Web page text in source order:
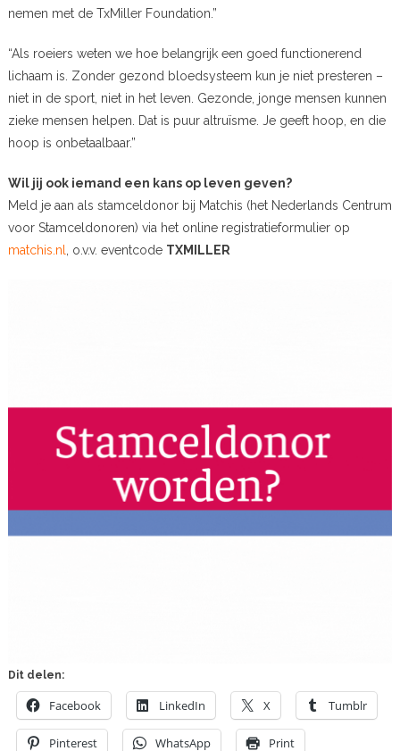
nemen met de TxMiller Foundation.”
“Als roeiers weten we hoe belangrijk een goed functionerend
lichaam is. Zonder gezond bloedsysteem kun je niet presteren –
niet in de sport, niet in het leven. Gezonde, jonge mensen kunnen
zieke mensen helpen. Dat is puur altruïsme. Je geeft hoop, en die
hoop is onbetaalbaar.”
Wil jij ook iemand een kans op leven geven?
Meld je aan als stamceldonor bij Matchis (het Nederlands Centrum
voor Stamceldonoren) via het online registratieformulier op
matchis.nl, o.v.v. eventcode TXMILLER
Dit delen:
Facebook LinkedIn X Tumblr
Pinterest WhatsApp Print